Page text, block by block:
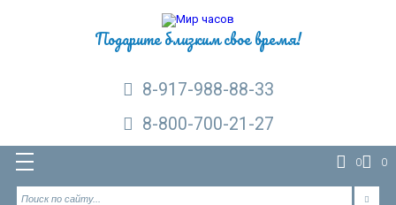
Подарите близким свое время!
8-917-988-88-33
8-800-700-21-27
0 0